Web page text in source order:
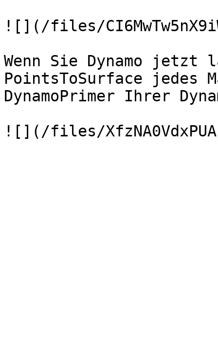
![](/files/
Wenn Sie Dynamo
PointsToSurface jedes
DynamoPrimer Ihrer